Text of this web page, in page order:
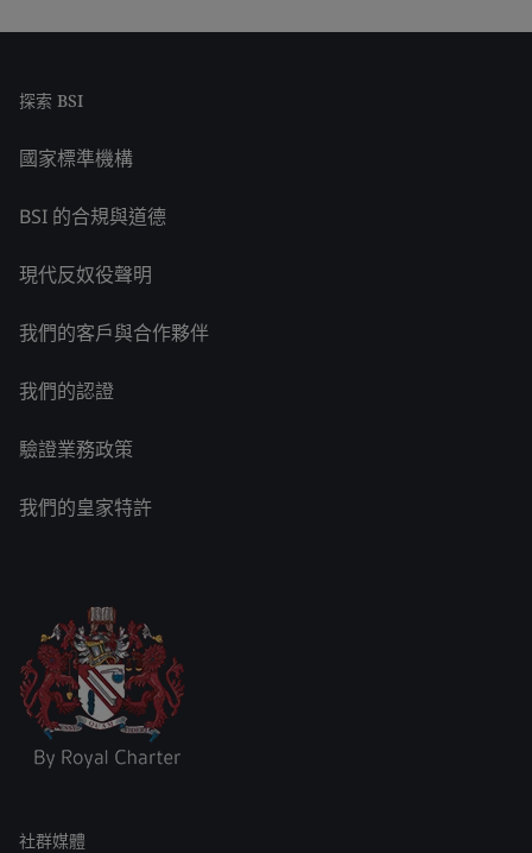
探索 BSI
國家標準機構
BSI 的合規與道德
現代反奴役聲明
我們的客戶與合作夥伴
我們的認證
驗證業務政策
我們的皇家特許
社群媒體